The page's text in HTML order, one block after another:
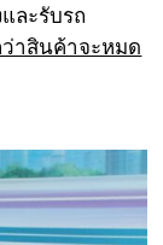
ละรับรถ
าสินค้าจะหมด